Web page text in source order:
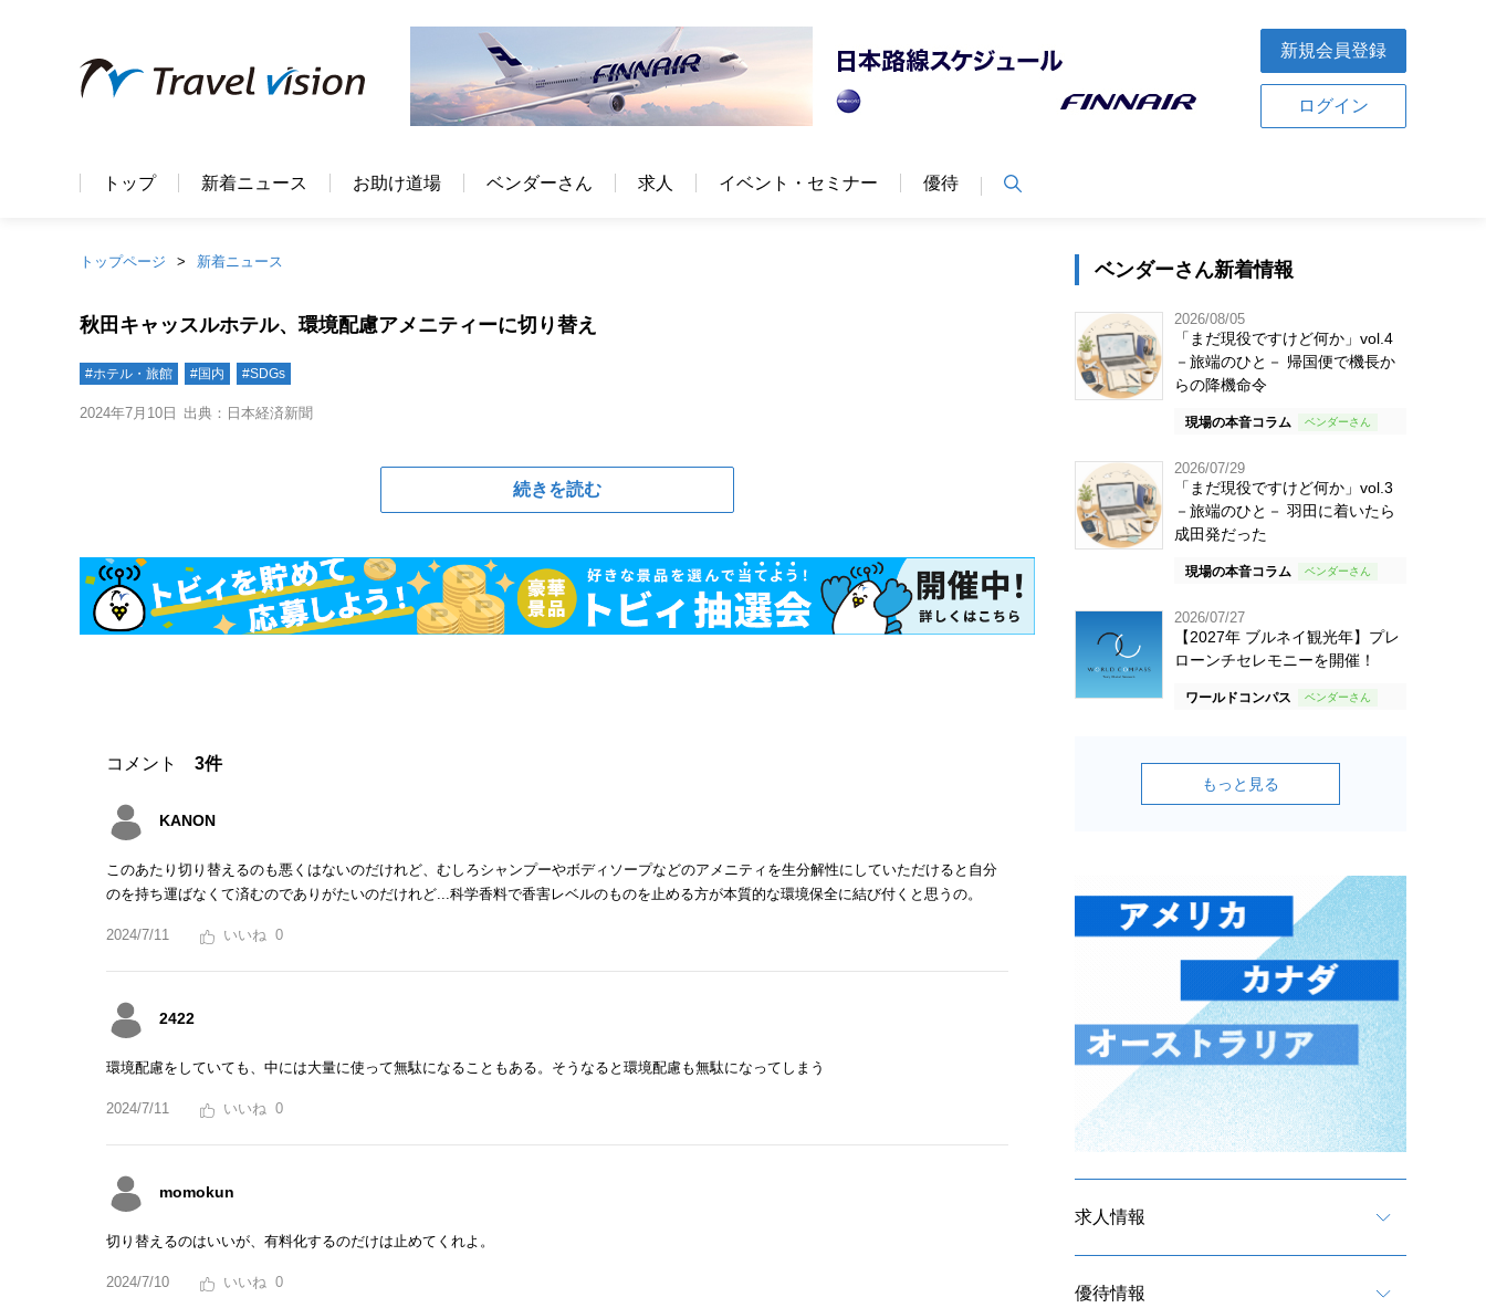
新規会員登録
ログイン
トップ 新着ニュース お助け道場 ベンダーさん 求人 イベント・セミナー 優待
トップページ 新着ニュース
秋田キャッスルホテル、環境配慮アメニティーに切り替え
#ホテル・旅館 #国内 #SDGs
2024年7月10日 出典：日本経済新聞
続きを読む
コメント 3件
KANON
このあたり切り替えるのも悪くはないのだけれど、むしろシャンプーやボディソープなどのアメニティを生分解性にしていただけると自分
のを持ち運ばなくて済むのでありがたいのだけれど...科学香料で香害レベルのものを止める方が本質的な環境保全に結び付くと思うの。
2024/7/11 0
2422
環境配慮をしていても、中には大量に使って無駄になることもある。そうなると環境配慮も無駄になってしまう
2024/7/11 0
momokun
切り替えるのはいいが、有料化するのだけは止めてくれよ。
2024/7/10 0
ベンダーさん新着情報
2026/08/05
「まだ現役ですけど何か」vol.4
－旅端のひと－ 帰国便で機長か
らの降機命令
現場の本音コラム
2026/07/29
「まだ現役ですけど何か」vol.3
－旅端のひと－ 羽田に着いたら
成田発だった
現場の本音コラム
2026/07/27
【2027年 ブルネイ観光年】プレ
ローンチセレモニーを開催！
ワールドコンパス
もっと見る
求人情報
優待情報